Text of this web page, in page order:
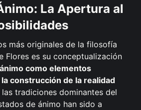
La Apertura al
más originales de la filosofía
Flores es su conceptualización
como elementos
construcción de la realidad
las tradiciones dominantes del
de ánimo han sido a